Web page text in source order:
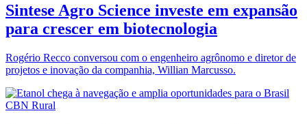
Sintese Agro Science investe em expansão
para crescer em biotecnologia
Rogério Recco conversou com o engenheiro agrônomo e diretor de
projetos e inovação da companhia, Willian Marcusso.
CBN Rural